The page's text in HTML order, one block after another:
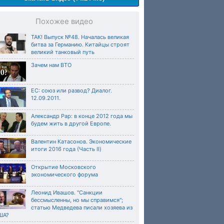
Похожее видео
ТАК! Выпуск №48. Началась великая
битва за Германию. Китайцы строят
великий танковый путь
Зачем нам ВТО
ЕС: союз или развод? Диалог.
12.09.2011.
Александр Рар: в конце 2012 года мы
будем жить в другой Европе.
Валентин Катасонов. Экономические
итоги 2016 года (Часть II)
Открытие Московского
экономического форума
Леонид Ивашов. "Санкции
бессмысленны, но мы справимся";
статью Медведева писали хозяева из